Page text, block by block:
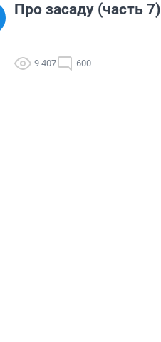
Про засаду (часть 7)
9 407 600